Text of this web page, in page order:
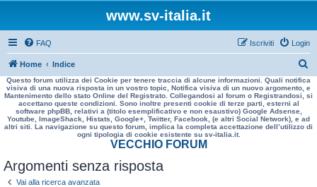
www.sv-italia.it
FAQ Login
Iscriviti
Home Indice
e
r
a
Questo forum utilizza dei Cookie per tenere traccia di alcune informazioni. Quali notifica
visiva di una nuova risposta in un vostro topic, Notifica visiva di un nuovo argomento, e
Mantenimento dello stato Online del Registrato. Collegandosi al forum o Registrandosi, si
accettano queste condizioni. Sono inoltre presenti cookie di terze parti, esterni al
software phpBB, relativi a (titolo esemplificativo e non esaustivo) Google Adsense,
Youtube, ImageShack, Histats, Google+, Twitter, Facebook, (e altri Social Network), e ad
altri siti. La navigazione su questo forum, implica la completa accettazione dell’utilizzo di
ogni tipologia di cookie esistente su sv-italia.it.
VECCHIO FORUM
Argomenti senza risposta
Vai alla ricerca avanzata